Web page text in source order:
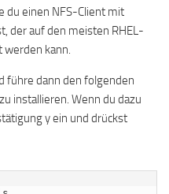
du einen NFS-Client mit
der auf den meisten RHEL-
kann.
führe dann den folgenden
zu installieren. Wenn du dazu
y ein und drückst